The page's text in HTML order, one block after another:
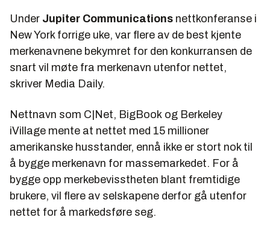
Under Jupiter Communications nettkonferanse i
New York forrige uke, var flere av de best kjente
merkenavnene bekymret for den konkurransen de
snart vil møte fra merkenavn utenfor nettet,
skriver Media Daily.
Nettnavn som C|Net, BigBook og Berkeley
iVillage mente at nettet med 15 millioner
amerikanske husstander, ennå ikke er stort nok til
å bygge merkenavn for massemarkedet. For å
bygge opp merkebevisstheten blant fremtidige
brukere, vil flere av selskapene derfor gå utenfor
nettet for å markedsføre seg.